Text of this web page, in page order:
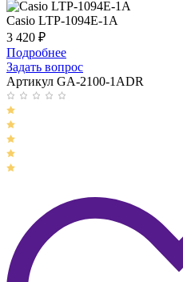
Casio LTP-1094E-1A
3 420 ₽
Подробнее
Задать вопрос
Артикул GA-2100-1ADR